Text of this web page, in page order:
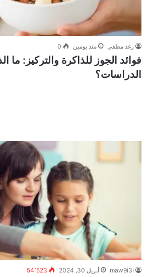
رغد مطفي منذ يومين 0
فوائد الجوز للذاكرة والتركيز: ما
الدراسات؟
maw9i3i أبريل 30, 2024 54٬523